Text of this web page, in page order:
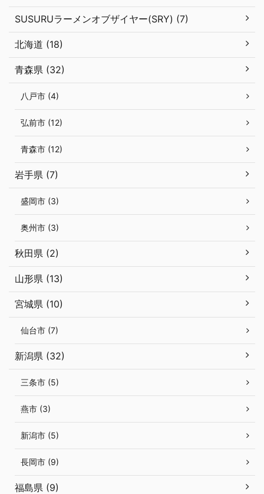
SUSURUラーメンオブザイヤー(SRY) (7)
北海道 (18)
青森県 (32)
八戸市 (4)
弘前市 (12)
青森市 (12)
岩手県 (7)
盛岡市 (3)
奥州市 (3)
秋田県 (2)
山形県 (13)
宮城県 (10)
仙台市 (7)
新潟県 (32)
三条市 (5)
燕市 (3)
新潟市 (5)
長岡市 (9)
福島県 (9)